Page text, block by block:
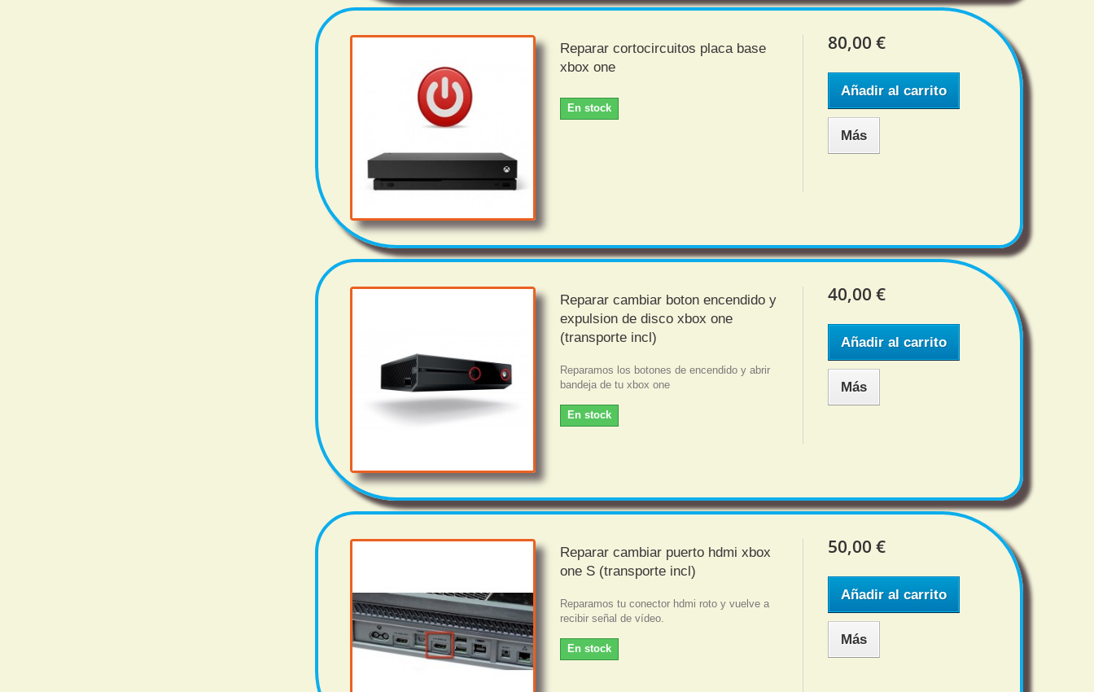
Reparar cortocircuitos placa base
xbox one
En stock
80,00 €
Añadir al carrito
Más
Reparar cambiar boton encendido y
expulsion de disco xbox one
(transporte incl)
Reparamos los botones de encendido y abrir
bandeja de tu xbox one
En stock
40,00 €
Añadir al carrito
Más
Reparar cambiar puerto hdmi xbox
one S (transporte incl)
Reparamos tu conector hdmi roto y vuelve a
recibir señal de vídeo.
En stock
50,00 €
Añadir al carrito
Más